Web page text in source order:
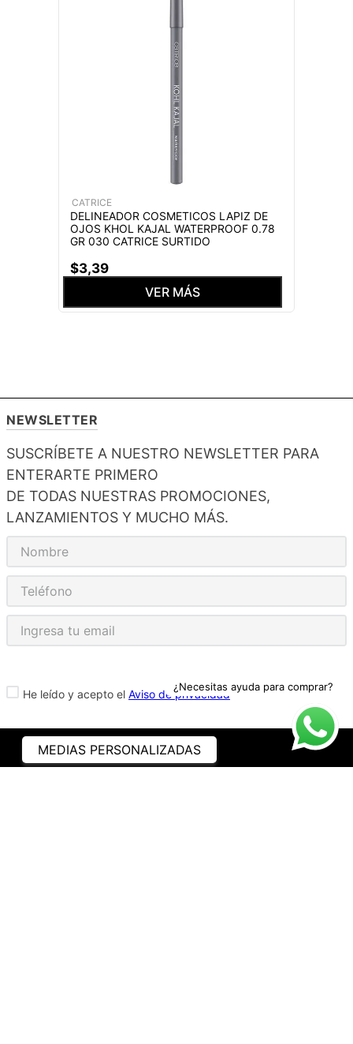
¿Necesitas ayuda para comprar?
CATRICE
DELINEADOR COSMETICOS LAPIZ DE
OJOS KHOL KAJAL WATERPROOF 0.78
GR 030 CATRICE SURTIDO
$3,39
VER MÁS
NEWSLETTER
SUSCRÍBETE A NUESTRO NEWSLETTER PARA
ENTERARTE PRIMERO
DE TODAS NUESTRAS PROMOCIONES,
LANZAMIENTOS Y MUCHO MÁS.
He leído y acepto el Aviso de privacidad
MEDIAS PERSONALIZADAS